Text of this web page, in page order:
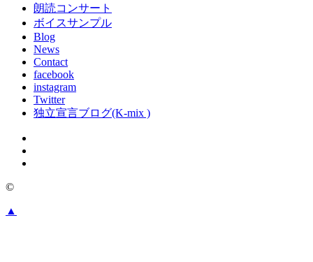
朗読コンサート
ボイスサンプル
Blog
News
Contact
facebook
instagram
Twitter
独立宣言ブログ(K-mix )
©
▲